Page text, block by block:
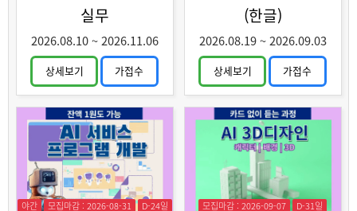
실무
2026.08.10~2026.11.06
상세보기 가접수
(한글)
2026.08.19~2026.09.03
상세보기 가접수
야간 모집마감 : 2026-08-31
D-24일
모집마감 : 2026-09-07
D-31일